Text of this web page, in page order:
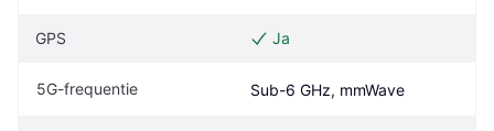
GPS Ja
5G-frequentie Sub-6 GHz, mmWave